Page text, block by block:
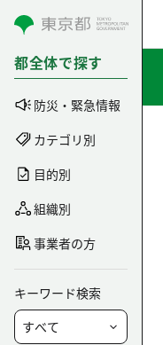
コンテンツにスキップ
都全体で探す
防災・緊急情報
カテゴリ別
目的別
組織別
事業者の方
キーワード検索